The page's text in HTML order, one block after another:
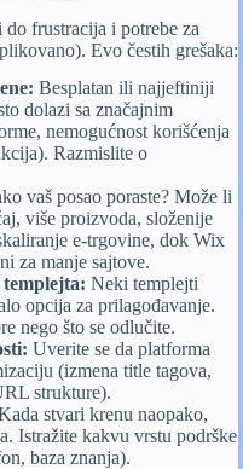
frustracija i potrebe za
Evo čestih grešaka:
Besplatan ili najjeftiniji
dolazi sa značajnim
nemogućnost korišćenja
Razmislite o
vaš posao poraste? Može li
više proizvoda, složenije
e-trgovine, dok Wix
za manje sajtove.
Neki templejti
opcija za prilagođavanje.
nego što se odlučite.
Uverite se da platforma
(izmena title tagova,
strukture).
stvari krenu naopako,
Istražite kakvu vrstu podrške
baza znanja).